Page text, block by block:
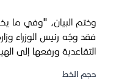
فقد وجّه رئيس الوزراء
التقاعدية ورفعها إلى
حجم الخط